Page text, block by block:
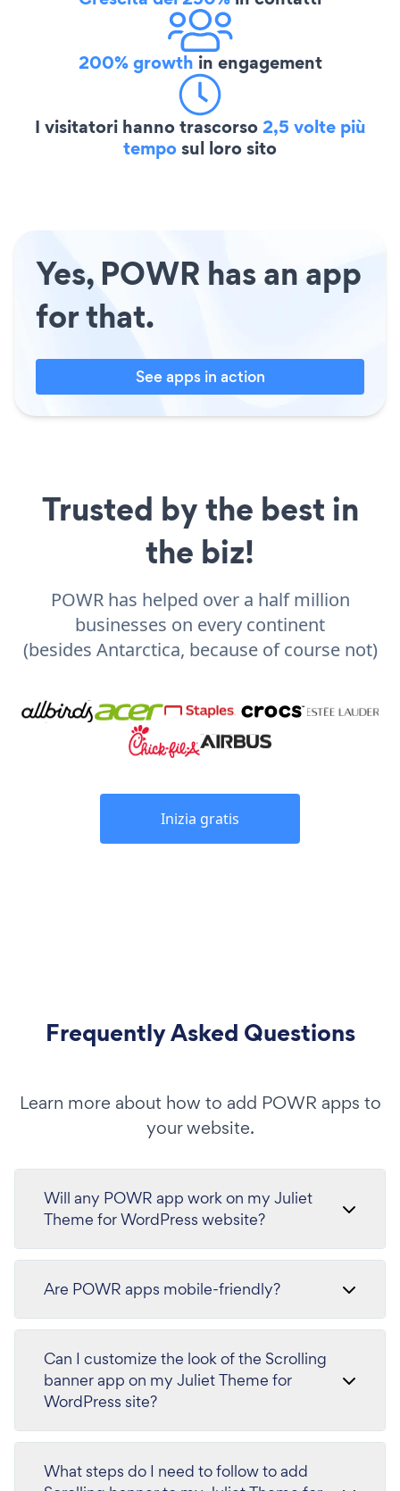
200% growth in engagement
I visitatori hanno trascorso2,5 volte più
temposul loro sito
Yes, POWR has an app
for that.
See apps in action
Trusted by the best in
the biz!
POWR has helped over a half million
businesses on every continent
(besides Antarctica, because of course not)
Inizia gratis
Frequently Asked Questions
Learn more about how to add POWR apps to
your website.
Will any POWR app work on my Juliet
Theme for WordPress website?
Are POWR apps mobile-friendly?
Can I customize the look of the Scrolling
banner app on my Juliet Theme for
WordPress site?
What steps do I need to follow to add